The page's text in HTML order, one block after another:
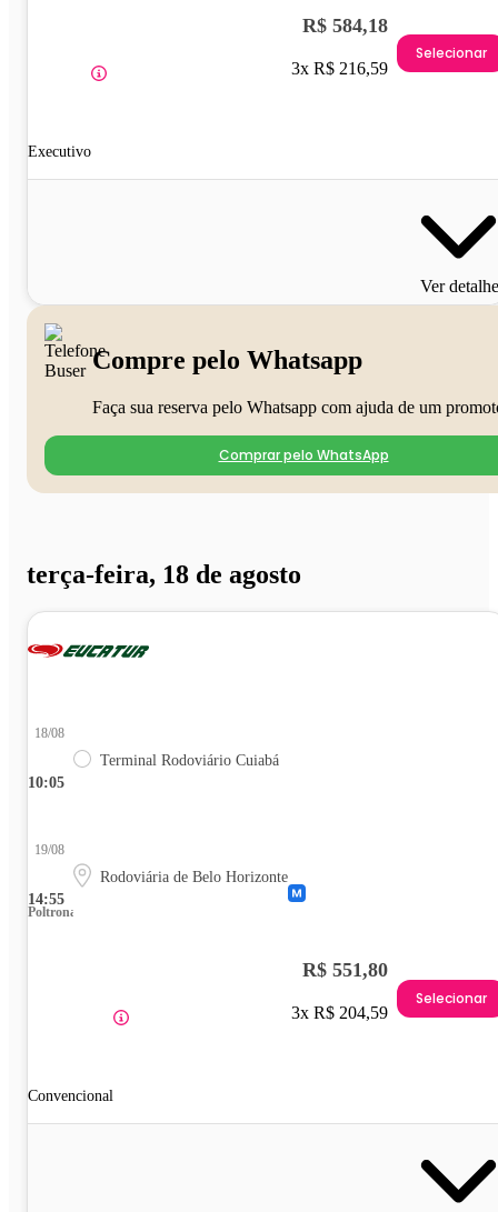
Executivo
R$ 584,18
3x R$ 216,59
Selecionar
Ver
Compre pelo Whatsapp
Faça sua reserva pelo Whatsapp com ajuda de um
Comprar pelo WhatsApp
terça-feira, 18 de agosto
10:05
18/08
Terminal Rodoviário Cuiabá
14:55
19/08
Rodoviária de Belo Horizonte
Poltrona
Convencional
R$ 551,80
3x R$ 204,59
Selecionar